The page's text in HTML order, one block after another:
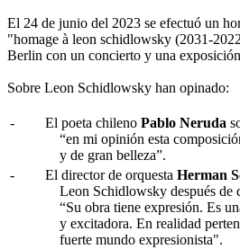
El 24 de junio del 2023 se efectuó un
"homage à leon schidlowsky (2031-
Berlin con un concierto y una
Sobre Leon Schidlowsky han opinado:
- El poeta chileno Pablo Neruda
“en mi opinión esta
y de gran belleza”.
-
El director de orquesta Herman
Leon Schidlowsky después de
“Su obra tiene expresión. Es
y excitadora. En realidad
fuerte mundo expresionista".